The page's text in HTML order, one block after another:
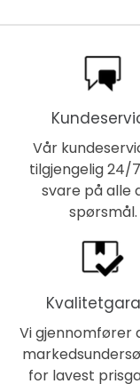
Vår
tilgjengelig 24/
svare på alle
spørsmål.
Vi gjennomfører
for lavest